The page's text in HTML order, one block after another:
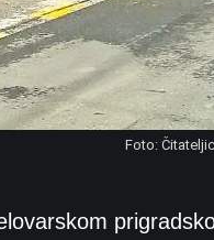
Foto: